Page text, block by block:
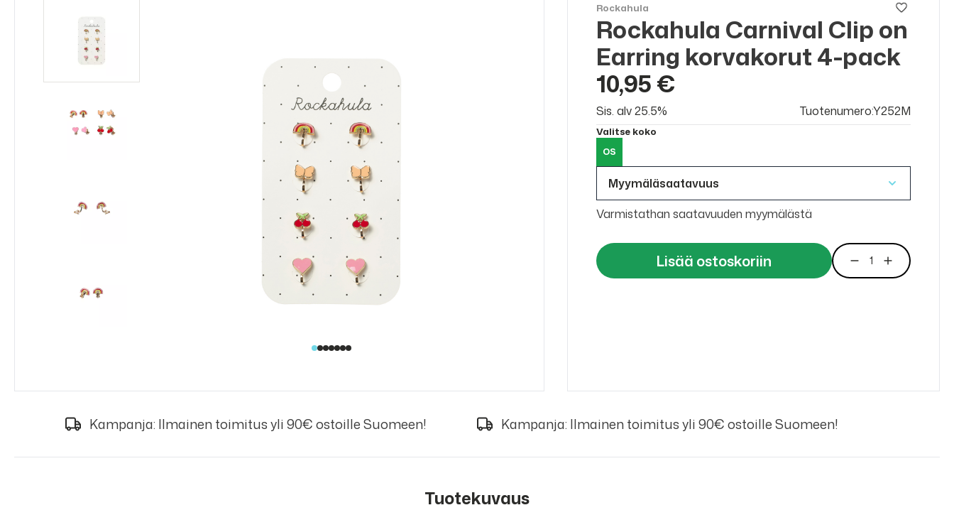
Rockahula
Rockahula Carnival Clip on
Earring korvakorut 4-pack
10,95 €
Sis. alv 25.5% Tuotenumero:Y252M
Valitse koko
OS
Myymäläsaatavuus
Varmistathan saatavuuden myymälästä
Lisää ostoskoriin
Kampanja: Ilmainen toimitus yli 90€ ostoille Suomeen! Kampanja: Ilmainen toimitus yli 90€ ostoille Suomeen!
Tuotekuvaus